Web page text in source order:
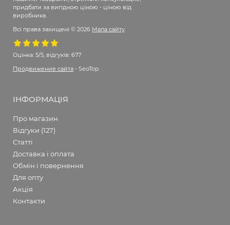
придбати за вигідною ціною - ціною від
виробника.
Всі права захищені © 2026 Мапа сайту
Оцінка: 5/5, відгуків: 677
Продвижение сайта - SeoTop
ІНФОРМАЦІЯ
Про магазин
Відгуки (127)
Статті
Доставка і оплата
Обмін і повернення
Для опту
Акція
Контакти